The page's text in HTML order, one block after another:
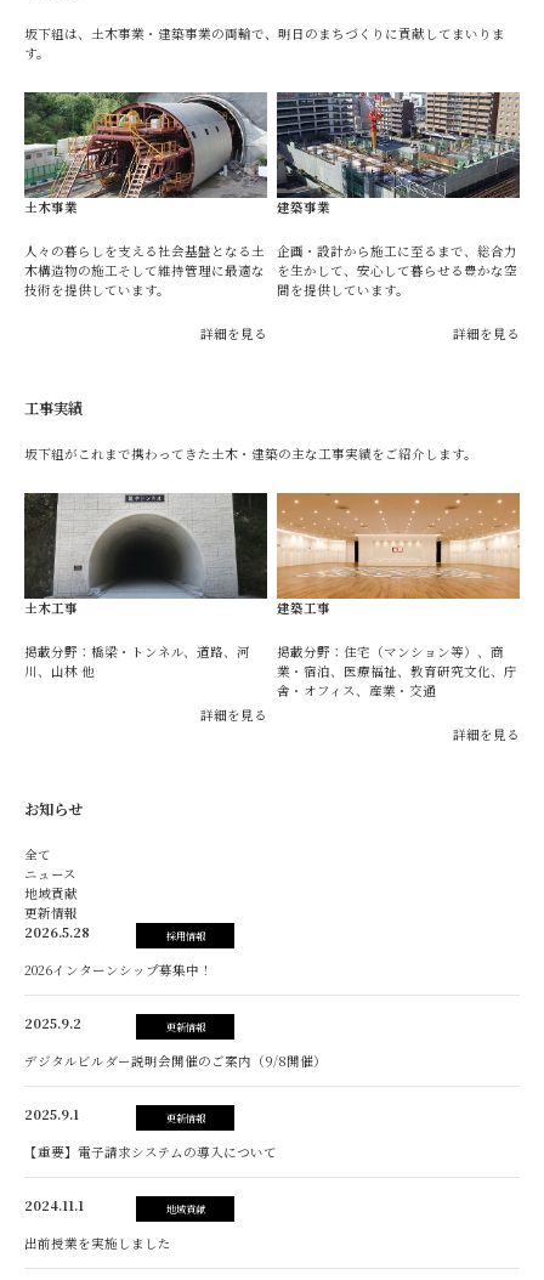
坂下組は、土木事業・建築事業の両輪で、明日のまちづくりに貢献してまいりま
す。
土木事業
人々の暮らしを支える社会基盤となる土
木構造物の施工そして維持管理に最適な
技術を提供しています。
詳細を見る
建築事業
企画・設計から施工に至るまで、総合力
を生かして、安心して暮らせる豊かな空
間を提供しています。
詳細を見る
工事実績
坂下組がこれまで携わってきた土木・建築の主な工事実績をご紹介します。
土木工事
掲載分野：橋梁・トンネル、道路、河
川、山林 他
詳細を見る
建築工事
掲載分野：住宅（マンション等）、商
業・宿泊、医療福祉、教育研究文化、庁
舎・オフィス、産業・交通
詳細を見る
お知らせ
全て
ニュース
地域貢献
更新情報
2026.5.28
採用情報
2026インターンシップ募集中！
2025.9.2 更新情報
デジタルビルダー説明会開催のご案内（9/8開催）
2025.9.1 更新情報
【重要】電子請求システムの導入について
2024.11.1 地域貢献
出前授業を実施しました